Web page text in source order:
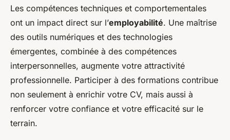
Les compétences techniques et comportementales
ont un impact direct sur l’employabilité. Une maîtrise
des outils numériques et des technologies
émergentes, combinée à des compétences
interpersonnelles, augmente votre attractivité
professionnelle. Participer à des formations contribue
non seulement à enrichir votre CV, mais aussi à
renforcer votre confiance et votre efficacité sur le
terrain.